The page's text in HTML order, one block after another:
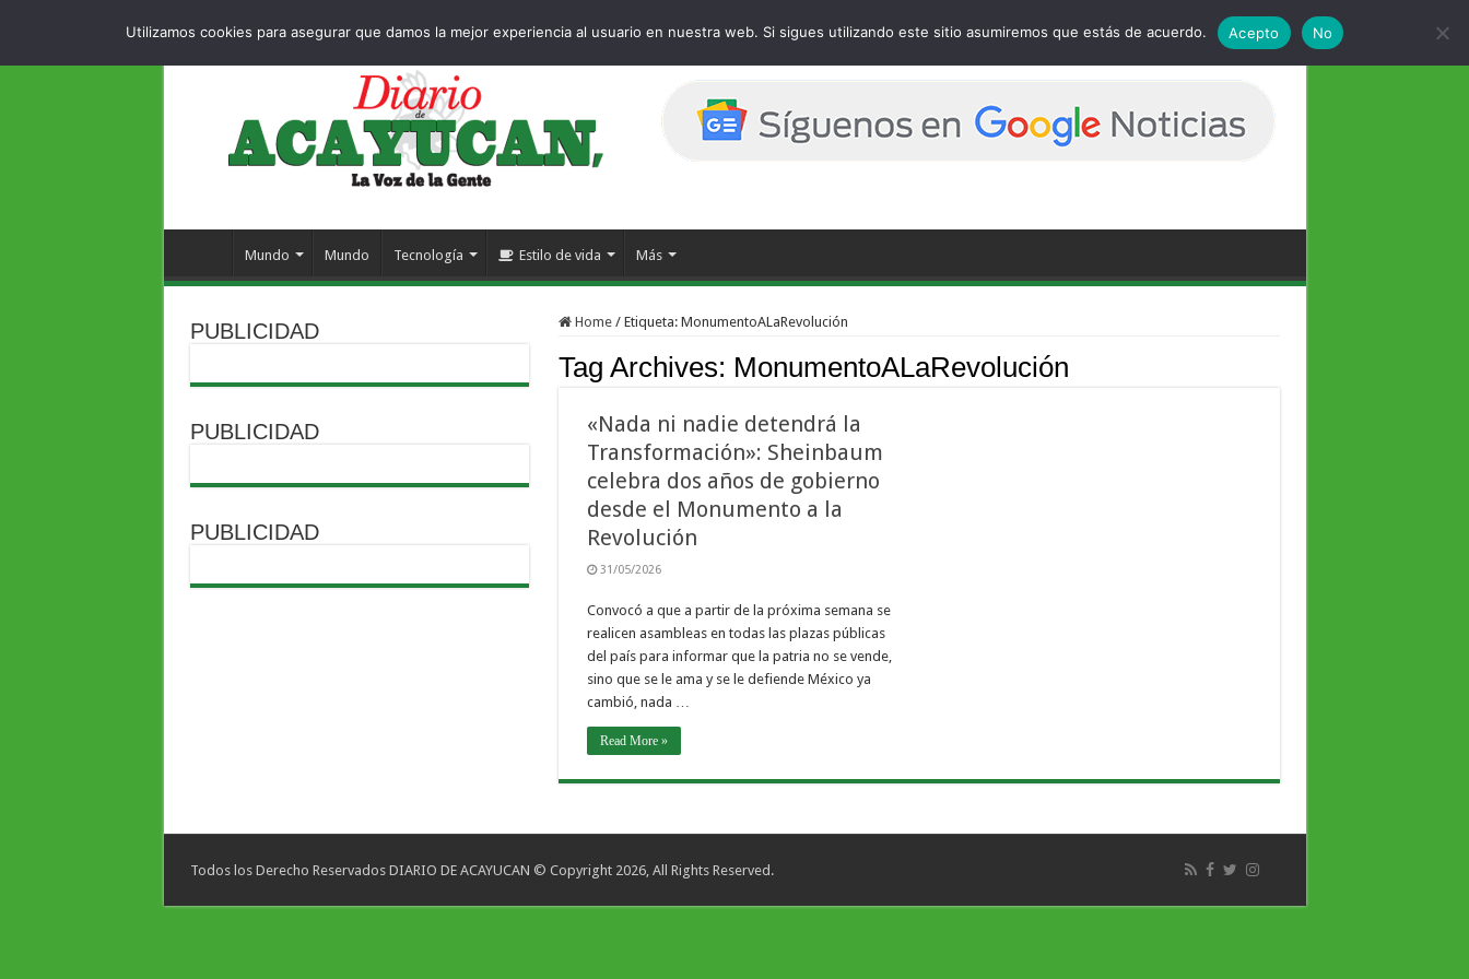
Mundo Mundo Tecnología Estilo de vida Más
Home / Etiqueta: MonumentoALaRevolución
Tag Archives: MonumentoALaRevolución
«Nada ni nadie detendrá la
Transformación»: Sheinbaum
celebra dos años de gobierno
desde el Monumento a la
Revolución
31/05/2026
Convocó a que a partir de la próxima semana se
realicen asambleas en todas las plazas públicas
del país para informar que la patria no se vende,
sino que se le ama y se le defiende México ya
cambió, nada …
Read More »
PUBLICIDAD
PUBLICIDAD
PUBLICIDAD
Todos los Derecho Reservados DIARIO DE ACAYUCAN © Copyright 2026, All Rights Reserved.
Utilizamos cookies para asegurar que damos la mejor experiencia al usuario en nuestra web. Si sigues utilizando este sitio asumiremos que estás de acuerdo. Acepto No